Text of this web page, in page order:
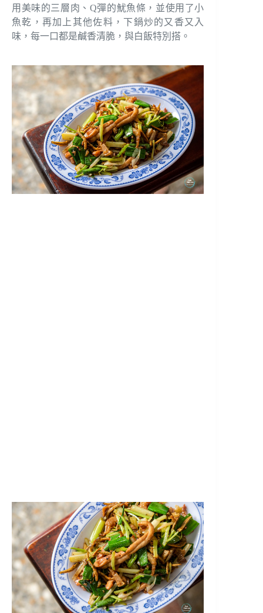
用美味的三層肉、Q彈的魷魚條，並使用了小
魚乾，再加上其他佐料，下鍋炒的又香又入
味，每一口都是鹹香清脆，與白飯特別搭。